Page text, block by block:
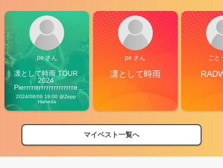
pe さん
凛として時雨 TOUR
2024
Pierrrrrrrrrrrrrrrrrrrre
Vibes
2024/08/09 19:00 @Zepp
Haneda
pe さん
凛として時雨
ごと
マイベスト一覧へ